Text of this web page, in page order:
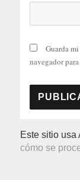
Guarda
navegador
Este sitio
cómo se